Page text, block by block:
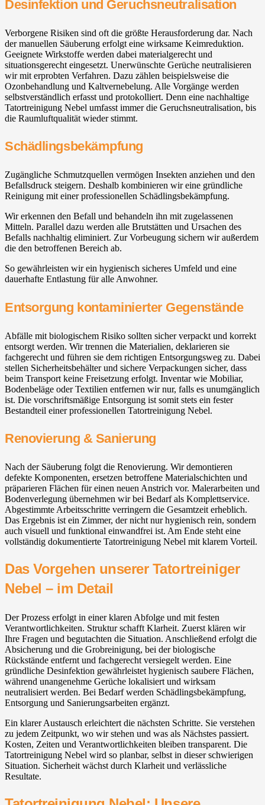
Desinfektion und Geruchsneutralisation
Verborgene Risiken sind oft die größte Herausforderung dar. Nach
der manuellen Säuberung erfolgt eine wirksame Keimreduktion.
Geeignete Wirkstoffe werden dabei materialgerecht und
situationsgerecht eingesetzt. Unerwünschte Gerüche neutralisieren
wir mit erprobten Verfahren. Dazu zählen beispielsweise die
Ozonbehandlung und Kaltvernebelung. Alle Vorgänge werden
selbstverständlich erfasst und protokolliert. Denn eine nachhaltige
Tatortreinigung Nebel umfasst immer die Geruchsneutralisation, bis
die Raumluftqualität wieder stimmt.
Schädlingsbekämpfung
Zugängliche Schmutzquellen vermögen Insekten anziehen und den
Befallsdruck steigern. Deshalb kombinieren wir eine gründliche
Reinigung mit einer professionellen Schädlingsbekämpfung.
Wir erkennen den Befall und behandeln ihn mit zugelassenen
Mitteln. Parallel dazu werden alle Brutstätten und Ursachen des
Befalls nachhaltig eliminiert. Zur Vorbeugung sichern wir außerdem
die den betroffenen Bereich ab.
So gewährleisten wir ein hygienisch sicheres Umfeld und eine
dauerhafte Entlastung für alle Anwohner.
Entsorgung kontaminierter Gegenstände
Abfälle mit biologischem Risiko sollten sicher verpackt und korrekt
entsorgt werden. Wir trennen die Materialien, deklarieren sie
fachgerecht und führen sie dem richtigen Entsorgungsweg zu. Dabei
stellen Sicherheitsbehälter und sichere Verpackungen sicher, dass
beim Transport keine Freisetzung erfolgt. Inventar wie Mobiliar,
Bodenbeläge oder Textilien entfernen wir nur, falls es unumgänglich
ist. Die vorschriftsmäßige Entsorgung ist somit stets ein fester
Bestandteil einer professionellen Tatortreinigung Nebel.
Renovierung & Sanierung
Nach der Säuberung folgt die Renovierung. Wir demontieren
defekte Komponenten, ersetzen betroffene Materialschichten und
präparieren Flächen für einen neuen Anstrich vor. Malerarbeiten und
Bodenverlegung übernehmen wir bei Bedarf als Komplettservice.
Abgestimmte Arbeitsschritte verringern die Gesamtzeit erheblich.
Das Ergebnis ist ein Zimmer, der nicht nur hygienisch rein, sondern
auch visuell und funktional einwandfrei ist. Am Ende steht eine
vollständig dokumentierte Tatortreinigung Nebel mit klarem Vorteil.
Das Vorgehen unserer Tatortreiniger
Nebel – im Detail
Der Prozess erfolgt in einer klaren Abfolge und mit festen
Verantwortlichkeiten. Struktur schafft Klarheit. Zuerst klären wir
Ihre Fragen und begutachten die Situation. Anschließend erfolgt die
Absicherung und die Grobreinigung, bei der biologische
Rückstände entfernt und fachgerecht versiegelt werden. Eine
gründliche Desinfektion gewährleistet hygienisch saubere Flächen,
während unangenehme Gerüche lokalisiert und wirksam
neutralisiert werden. Bei Bedarf werden Schädlingsbekämpfung,
Entsorgung und Sanierungsarbeiten ergänzt.
Ein klarer Austausch erleichtert die nächsten Schritte. Sie verstehen
zu jedem Zeitpunkt, wo wir stehen und was als Nächstes passiert.
Kosten, Zeiten und Verantwortlichkeiten bleiben transparent. Die
Tatortreinigung Nebel wird so planbar, selbst in dieser schwierigen
Situation. Sicherheit wächst durch Klarheit und verlässliche
Resultate.